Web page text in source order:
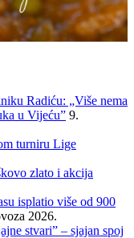
Radiću: „Više nema
u Vijeću” 9.
turniru Lige
zlato i akcija
isplatio više od 900
2026.
stvari” – sjajan spoj